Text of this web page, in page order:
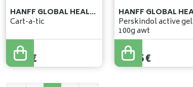
HANFF GLOBAL HEALTH SOLUTIONS S.À.R.L
Cart-a-tic
4,83 €
Perskindol active gel
100g awt
12,55€